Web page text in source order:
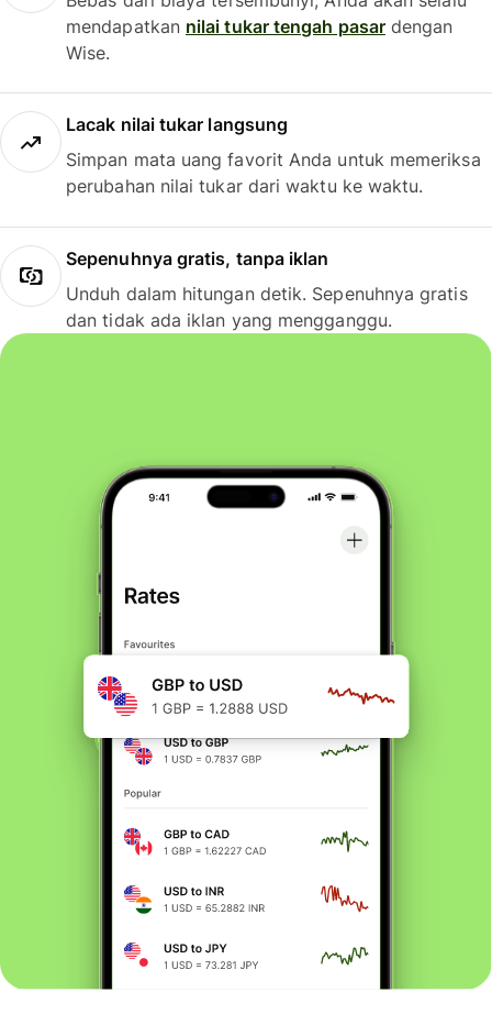
mendapatkan nilai tukar tengah pasardengan
Wise.
Lacak nilai tukar langsung
Simpan mata uang favorit Anda untuk memeriksa
perubahan nilai tukar dari waktu ke waktu.
Sepenuhnya gratis, tanpa iklan
Unduh dalam hitungan detik. Sepenuhnya gratis
dan tidak ada iklan yang mengganggu.